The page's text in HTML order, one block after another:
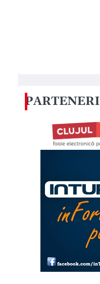
PARTENERI